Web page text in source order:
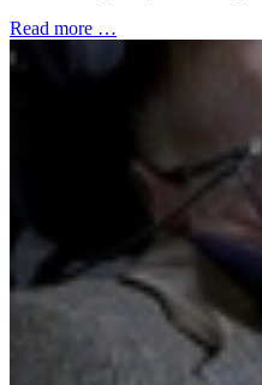
Read more …